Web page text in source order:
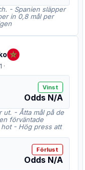
- Spanien släpper
in 0,8 mål per
·
Vinst
Odds N/A
ut. - Åtta mål på de
förväntade
- Hög press att
Förlust
Odds N/A